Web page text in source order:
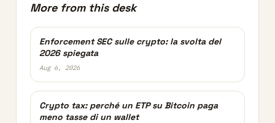
More from this desk
Enforcement SEC sulle crypto: la svolta del
2026 spiegata
Aug 6, 2026
Crypto tax: perché un ETP su Bitcoin paga
meno tasse di un wallet